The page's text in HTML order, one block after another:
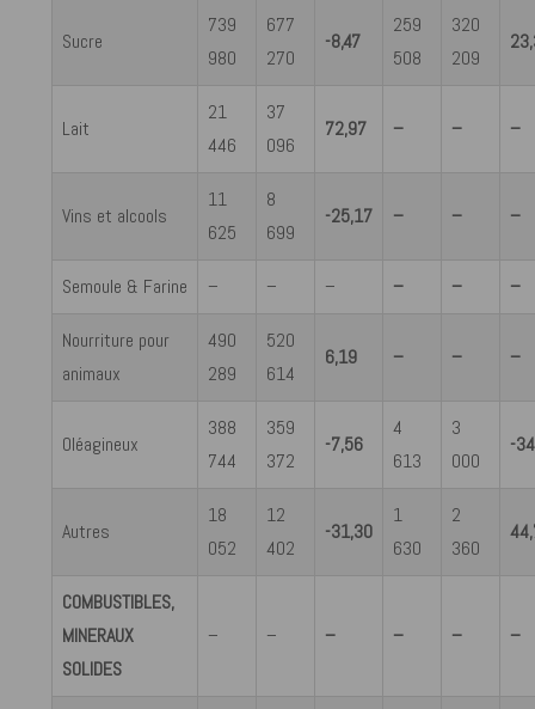
Sucre
739
980
677
270
-8,47
259
508
320
209
Lait
21
446
37
096
72,97 – – –
Vins et alcools
11
625
8
699
-25,17 – – –
Semoule & Farine – – – – – –
Nourriture pour
animaux
490
289
520
614
6,19 – – –
Oléagineux
388
744
359
372
-7,56
4
613
3
000
-
Autres
18
052
12
402
-31,30
1
630
2
360
COMBUSTIBLES,
MINERAUX
SOLIDES
– – – – – –